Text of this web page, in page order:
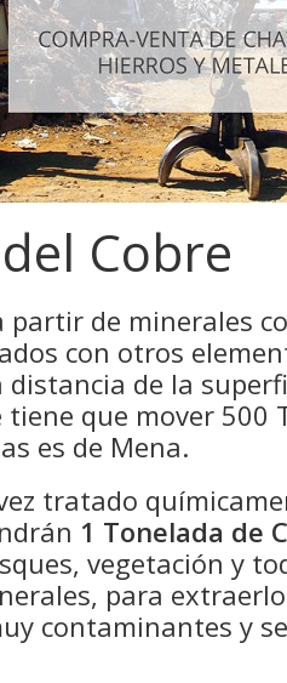
Cobre
partir de minerales
con otros
de la
tiene que mover 500
es de Mena.
tratado
1 Tonelada de
vegetación y
para
contaminantes y